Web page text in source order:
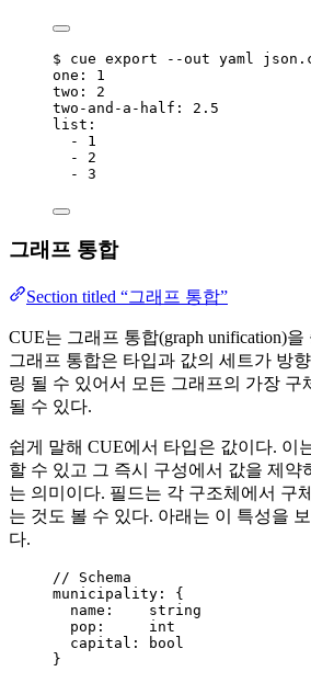
$ cue export --out yaml
one : 1
two : 2
two-and-a-half : 2.5
list :
- 1
- 2
- 3
그래프 통합
Section titled “그래프 통합”
CUE는 그래프 통합(graph unification)
그래프 통합은 타입과 값의 세트가 방
링 될 수 있어서 모든 그래프의 가장 구
될 수 있다.
쉽게 말해 CUE에서 타입은 값이다. 이
할 수 있고 그 즉시 구성에서 값을 제약
는 의미이다. 필드는 각 구조체에서 구
는 것도 볼 수 있다. 아래는 이 특성을
다.
// Schema
municipality: {
name : string
pop:
int
capital:
bool
}